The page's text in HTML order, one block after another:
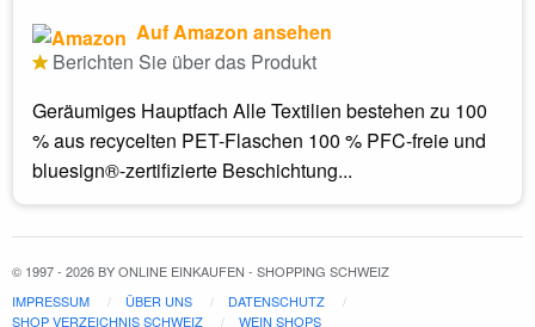
Auf Amazon ansehen
Berichten Sie über das Produkt
Geräumiges Hauptfach Alle Textilien bestehen zu 100
% aus recycelten PET-Flaschen 100 % PFC-freie und
bluesign®-zertifizierte Beschichtung...
© 1997 - 2026 BY ONLINE EINKAUFEN - SHOPPING SCHWEIZ
IMPRESSUM
ÜBER UNS
DATENSCHUTZ
SHOP VERZEICHNIS SCHWEIZ
WEIN SHOPS